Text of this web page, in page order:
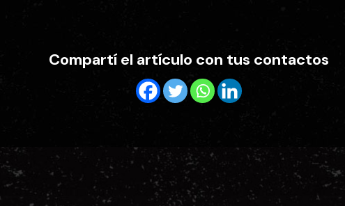
Compartí el artículo con tus contactos